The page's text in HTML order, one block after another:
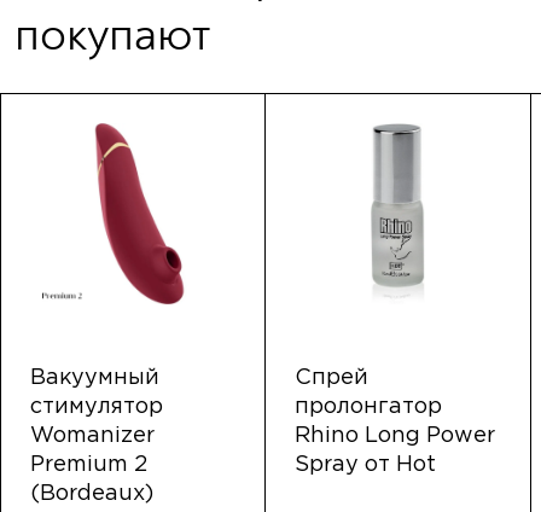
покупают
Вакуумный
стимулятор
Womanizer
Premium 2
(Bordeaux)
Спрей
пролонгатор
Rhino Long Power
Spray от Hot